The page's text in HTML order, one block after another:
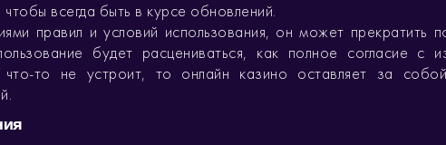
всегда быть в курсе обновлений.
правил и условий использования, он может прекратить
будет расцениваться, как полное согласие с
что-то не устроит, то онлайн казино оставляет за